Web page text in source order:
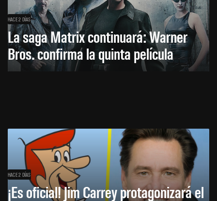
HACE 2 DÍAS
La saga Matrix continuará: Warner
Bros. confirma la quinta película
HACE 2 DÍAS
¡Es oficial! Jim Carrey protagonizará el